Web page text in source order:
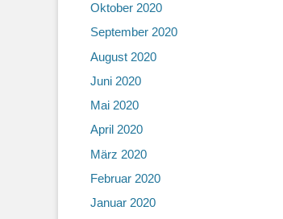
Oktober 2020
September 2020
August 2020
Juni 2020
Mai 2020
April 2020
März 2020
Februar 2020
Januar 2020